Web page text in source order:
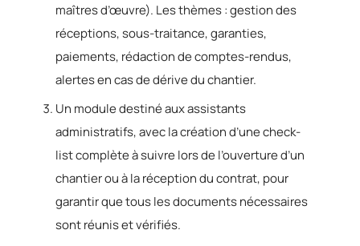
maîtres d’œuvre). Les thèmes : gestion des
réceptions, sous-traitance, garanties,
paiements, rédaction de comptes-rendus,
alertes en cas de dérive du chantier.
Un module destiné aux assistants
administratifs, avec la création d’une check-
list complète à suivre lors de l’ouverture d’un
chantier ou à la réception du contrat, pour
garantir que tous les documents nécessaires
sont réunis et vérifiés.